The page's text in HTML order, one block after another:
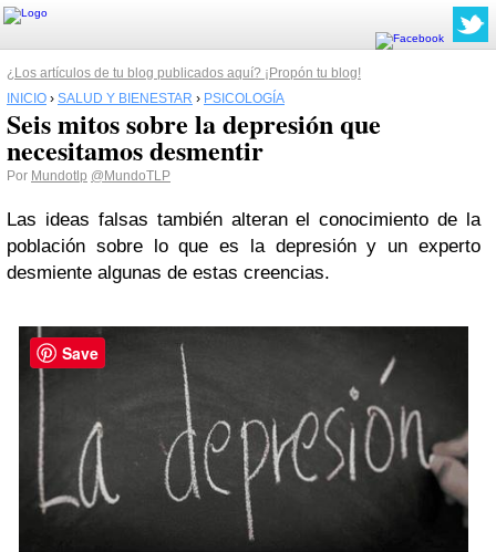
¿Los artículos de tu blog publicados aquí? ¡Propón tu blog!
INICIO › SALUD Y BIENESTAR › PSICOLOGÍA
Seis mitos sobre la depresión que
necesitamos desmentir
Por Mundotlp @MundoTLP
Las ideas falsas también alteran el conocimiento de la
población sobre lo que es la depresión y un experto
desmiente algunas de estas creencias.
Save